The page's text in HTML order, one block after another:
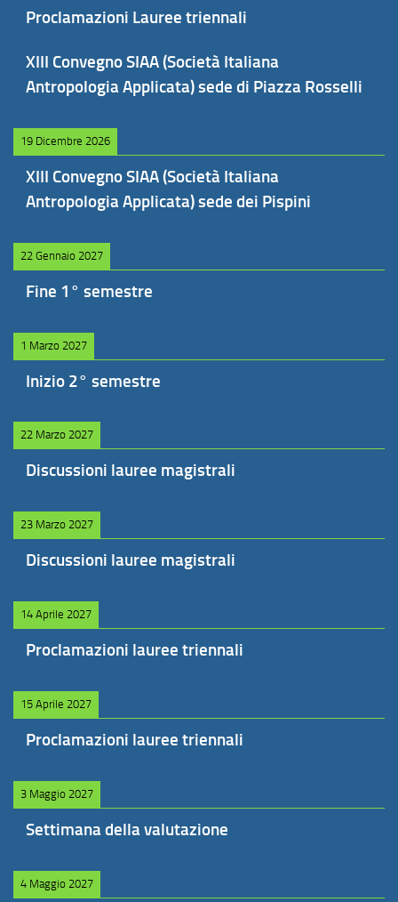
Proclamazioni Lauree triennali
XIII Convegno SIAA (Società Italiana
Antropologia Applicata) sede di Piazza Rosselli
19 Dicembre 2026
XIII Convegno SIAA (Società Italiana
Antropologia Applicata) sede dei Pispini
22 Gennaio 2027
Fine 1° semestre
1 Marzo 2027
Inizio 2° semestre
22 Marzo 2027
Discussioni lauree magistrali
23 Marzo 2027
Discussioni lauree magistrali
14 Aprile 2027
Proclamazioni lauree triennali
15 Aprile 2027
Proclamazioni lauree triennali
3 Maggio 2027
Settimana della valutazione
4 Maggio 2027